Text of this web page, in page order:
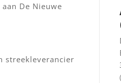
De Nieuwe
streekleverancier